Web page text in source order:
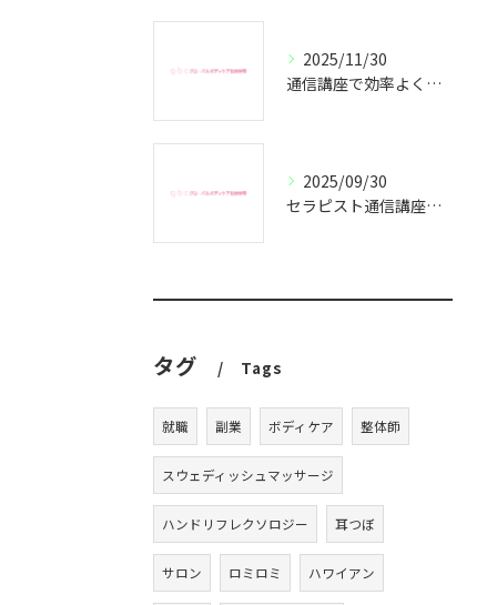
2025/11/30
通信講座で効率よくセラピスト資格取得
2025/09/30
セラピスト通信講座で副業成功の秘訣
タグ Tags
就職 副業 ボディケア 整体師
スウェディッシュマッサージ
ハンドリフレクソロジー 耳つぼ
サロン ロミロミ ハワイアン